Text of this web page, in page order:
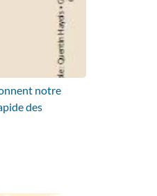
notre
des